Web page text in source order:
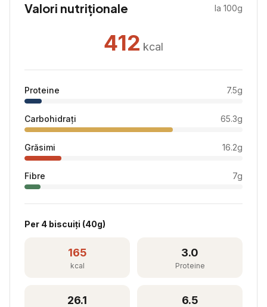
Valori nutriționale la 100g
412 kcal
Proteine 7.5g
Carbohidrați 65.3g
Grăsimi 16.2g
Fibre 7g
Per 4 biscuiți (40g)
165
kcal
3.0
Proteine
26.1 6.5